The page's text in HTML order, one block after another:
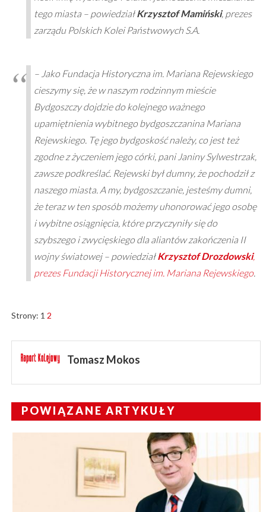
tego miasta – powiedziałKrzysztof Mamiński, prezes
zarządu Polskich Kolei Państwowych S.A.
– Jako Fundacja Historyczna im. Mariana Rejewskiego
cieszymy się, że w naszym rodzinnym mieście
Bydgoszczy dojdzie do kolejnego ważnego
upamiętnienia wybitnego bydgoszczanina Mariana
Rejewskiego. Tę jego bydgoskość należy, co jest też
zgodne z życzeniem jego córki, pani Janiny Sylwestrzak,
zawsze podkreślać. Rejewski był dumny, że pochodził z
naszego miasta. A my, bydgoszczanie, jesteśmy dumni,
że teraz w ten sposób możemy uhonorować jego osobę
i wybitne osiągnięcia, które przyczyniły się do
szybszego i zwycięskiego dla aliantów zakończenia II
wojny światowej – powiedziałKrzysztof Drozdowski,
prezes Fundacji Historycznej im. Mariana Rejewskiego.
Strony: 1 2
Tomasz Mokos
POWIĄZANE ARTYKUŁY